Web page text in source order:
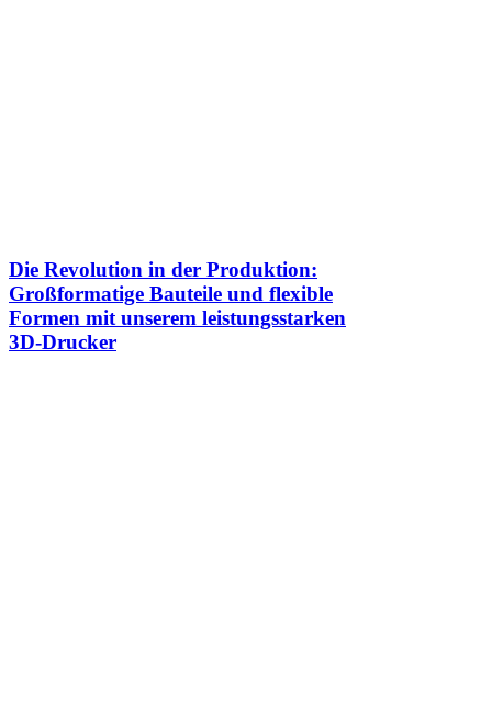
Die Revolution in der Produktion:
Großformatige Bauteile und flexible
Formen mit unserem leistungsstarken
3D-Drucker